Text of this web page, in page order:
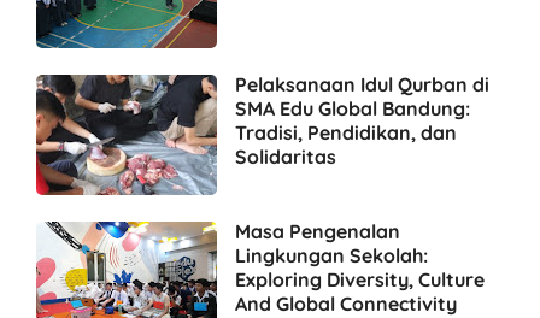
Pelaksanaan Idul Qurban di
SMA Edu Global Bandung:
Tradisi, Pendidikan, dan
Solidaritas
Masa Pengenalan
Lingkungan Sekolah:
Exploring Diversity, Culture
And Global Connectivity